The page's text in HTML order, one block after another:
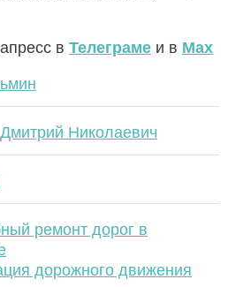
в Телеграме и в Max
Николаевич
ремонт дорог в
дорожного движения